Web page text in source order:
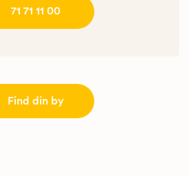
71 71 11 00
Find din by